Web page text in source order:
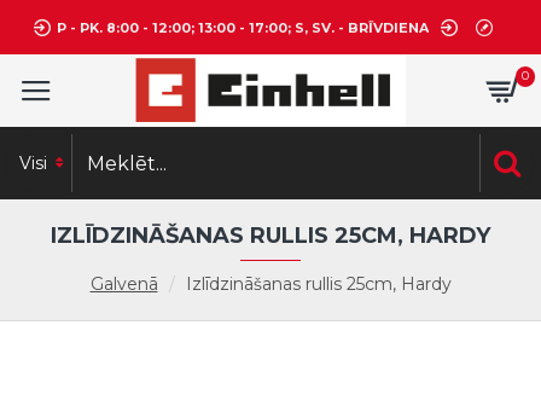
P - PK. 8:00 - 12:00; 13:00 - 17:00; S, SV. - BRĪVDIENA
0
Visi
Galvenā Izlīdzināšanas rullis 25cm, Hardy
IZLĪDZINĀŠANAS RULLIS 25CM, HARDY